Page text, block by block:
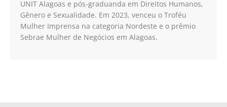
UNIT Alagoas e pós-graduanda em Direitos Humanos,
Gênero e Sexualidade. Em 2023, venceu o Troféu
Mulher Imprensa na categoria Nordeste e o prêmio
Sebrae Mulher de Negócios em Alagoas.